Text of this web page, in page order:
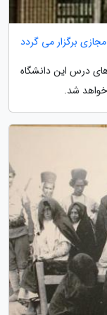
برگزار می گردد
درس این دانشگاه
خواهد شد.